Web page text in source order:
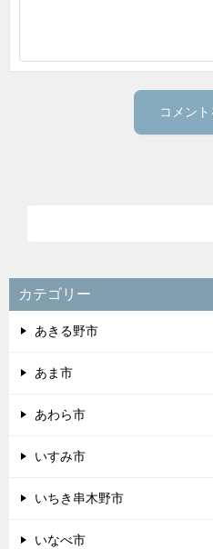
カテゴリー
あきる野市
あま市
あわら市
いすみ市
いちき串木野市
いなべ市